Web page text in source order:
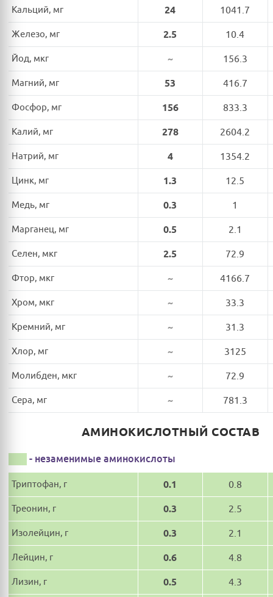
Кальций, мг 24 1041.7
Железо, мг 2.5 10.4
Йод, мкг ~ 156.3
Магний, мг 53 416.7
Фосфор, мг 156 833.3
Калий, мг 278 2604.2
Натрий, мг 4 1354.2
Цинк, мг 1.3 12.5
Медь, мг 0.3 1
Марганец, мг 0.5 2.1
Селен, мкг 2.5 72.9
Фтор, мкг ~ 4166.7
Хром, мкг ~ 33.3
Кремний, мг ~ 31.3
Хлор, мг ~ 3125
Молибден, мкг ~ 72.9
Сера, мг ~ 781.3
АМИНОКИСЛОТНЫЙ СОСТАВ
- незаменимые аминокислоты
Триптофан, г 0.1 0.8
Треонин, г 0.3 2.5
Изолейцин, г 0.3 2.1
Лейцин, г 0.6 4.8
Лизин, г 0.5 4.3